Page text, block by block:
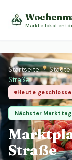
Märkte lokal
Startseite › Städte
Straße
Heute
Nächster
Straße